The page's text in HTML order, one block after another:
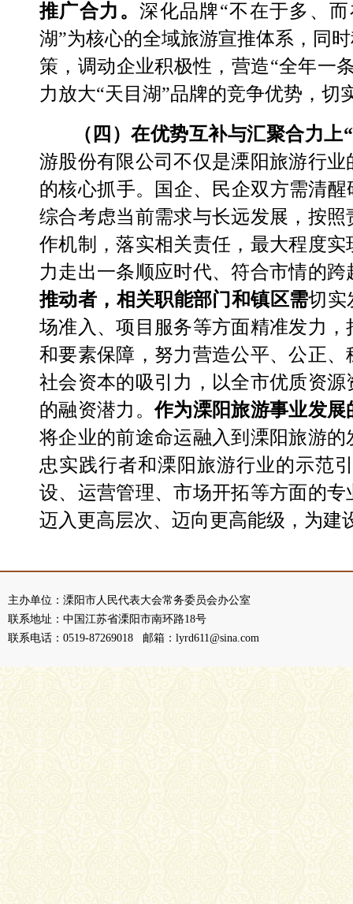
推广合力。深化品牌“不在于多、
湖”为核心的全域旅游宣推体系 ， 同时
策，调动企业积极性，营造“全年一
力放大“天目湖”品牌的竞争优势，切
（四）在优势互补与汇聚合力上
游股份有限公司不仅是溧阳旅游行业
的核心抓手。
国企、民企双方需清醒
综合考虑当前需求与长远发展，按
作机制，落实相关责任， 最大程度实
力走出一条顺应时代、符合市情的跨
推动者 ， 相关职能部门和镇区需切实
场准入、项目服务等方面精准发力
和要素保障，努力营造公平、公正
社会资本的吸引力，以全市优质资
的融资潜力。作为溧阳旅游事业发展
将企业的前途命运融入到溧阳旅游
忠实践行者和溧阳旅游行业的示范
设、运营管理、市场开拓等方面的专
迈入更高层次、迈向更高能级，为建
主办单位：溧阳市人民代表大会常务委员会办公室
联系地址：中国江苏省溧阳市南环路18号
联系电话：0519-87269018 邮箱：lyrd611@sina.com